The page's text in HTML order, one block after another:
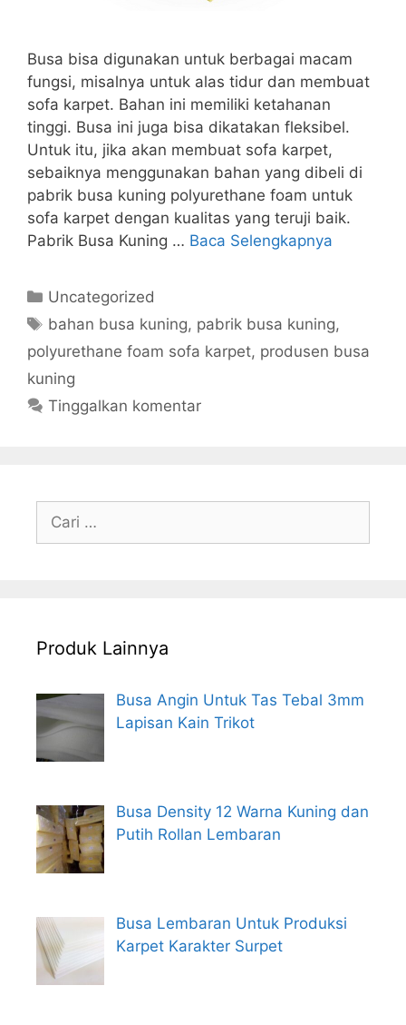
Busa bisa digunakan untuk berbagai macam
fungsi, misalnya untuk alas tidur dan membuat
sofa karpet. Bahan ini memiliki ketahanan
tinggi. Busa ini juga bisa dikatakan fleksibel.
Untuk itu, jika akan membuat sofa karpet,
sebaiknya menggunakan bahan yang dibeli di
pabrik busa kuning polyurethane foam untuk
sofa karpet dengan kualitas yang teruji baik.
Pabrik Busa Kuning … Baca Selengkapnya
Kategori
Uncategorized
Tag
bahan busa kuning, pabrik busa kuning,
polyurethane foam sofa karpet, produsen busa
kuning
Tinggalkan komentar
untuk:
Produk Lainnya
Busa Angin Untuk Tas Tebal 3mm
Lapisan Kain Trikot
Busa Density 12 Warna Kuning dan
Putih Rollan Lembaran
Busa Lembaran Untuk Produksi
Karpet Karakter Surpet